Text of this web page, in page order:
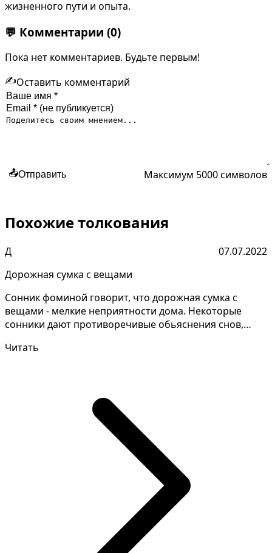
жизненного пути и опыта.
💬 Комментарии (0)
Пока нет комментариев. Будьте первым!
✍️Оставить комментарий
📤Отправить Максимум 5000 символов
Похожие толкования
Д
07.07.2022
Дорожная сумка с вещами
Сонник фоминой говорит, что дорожная сумка с
вещами - мелкие неприятности дома. Некоторые
сонники дают противоречивые обьяснения снов,
Читать